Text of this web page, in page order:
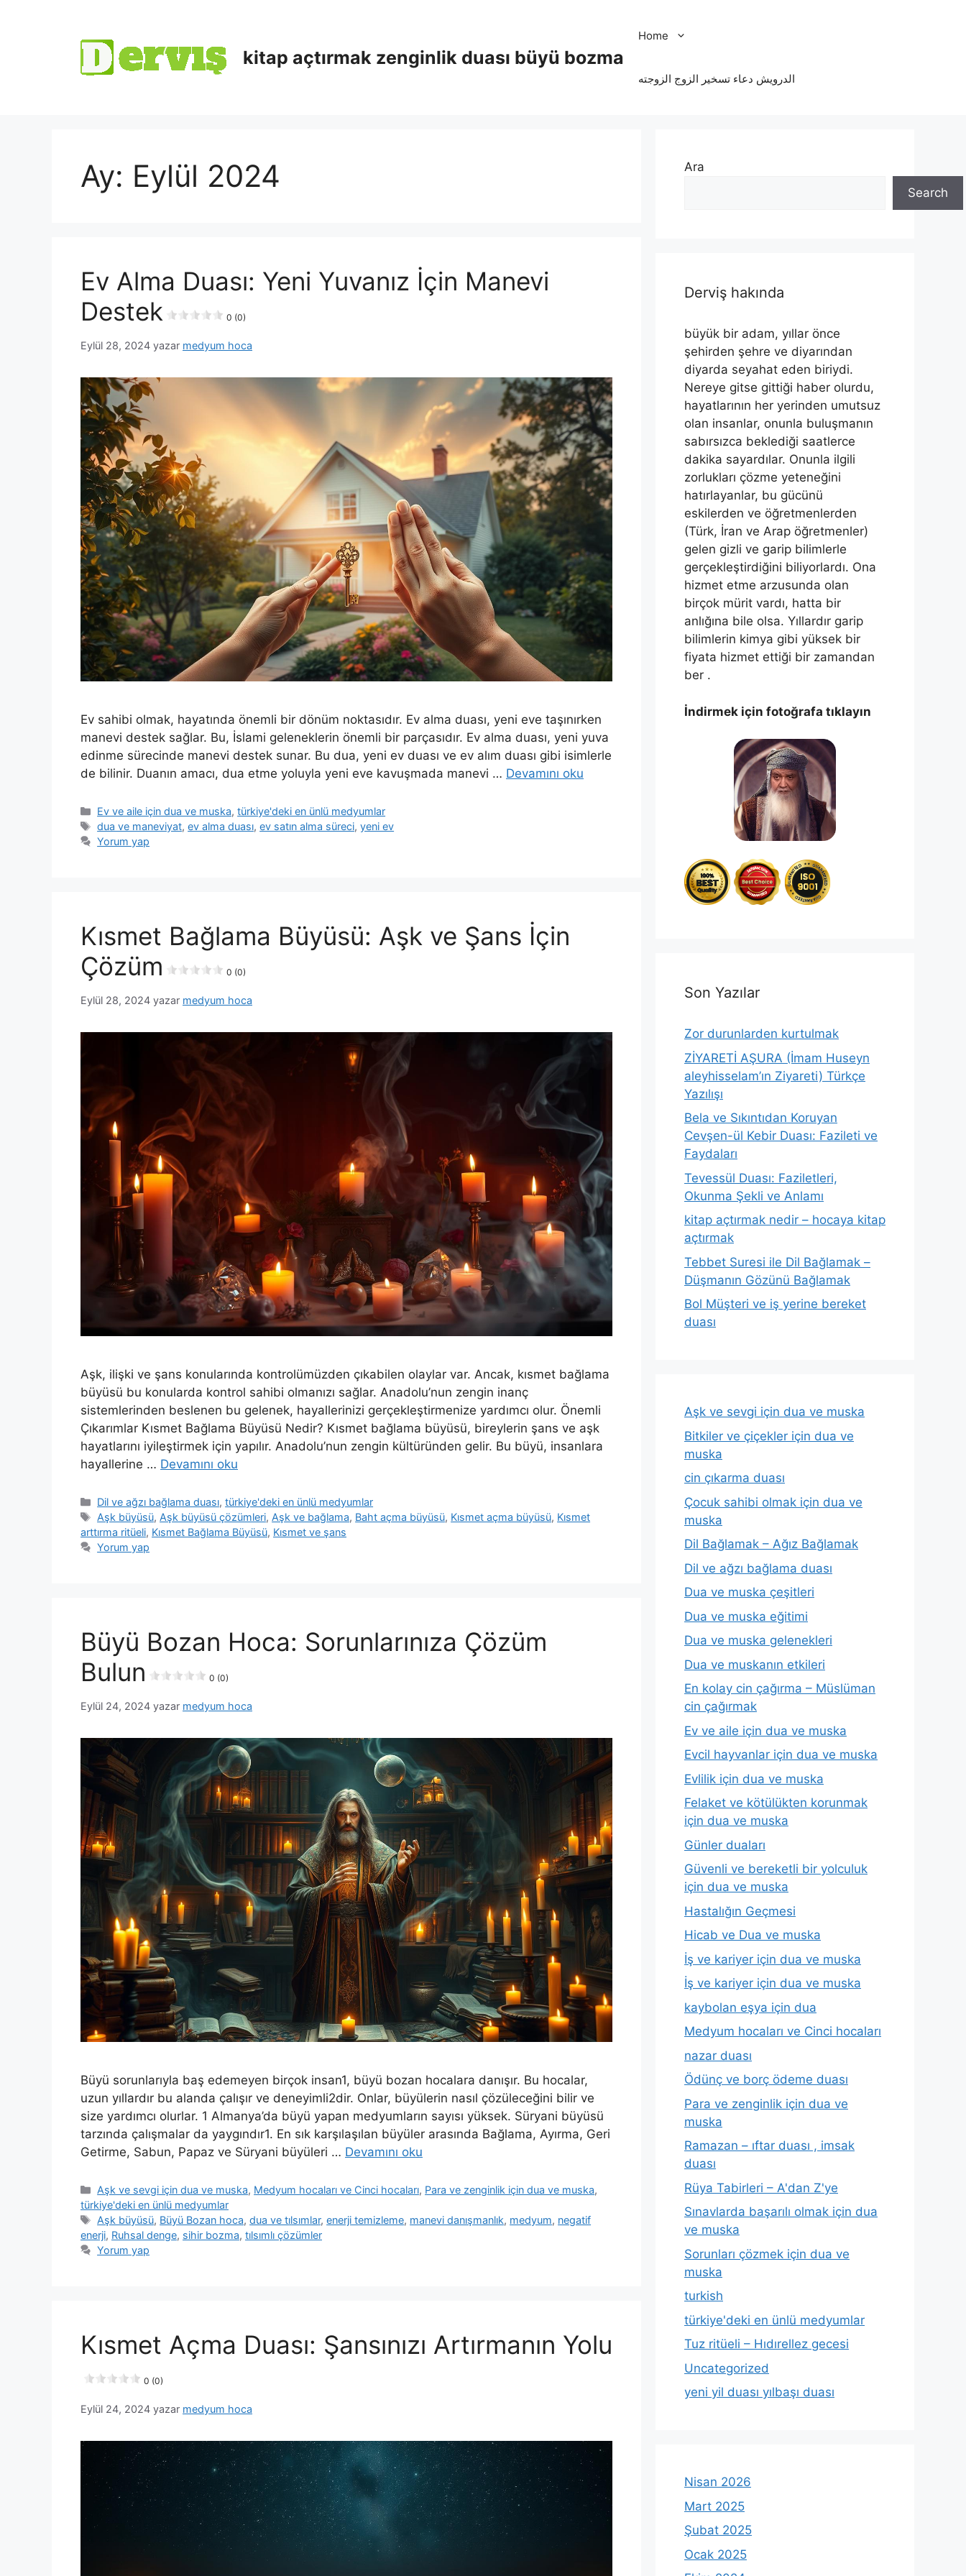
kitap açtırmak zenginlik duası büyü bozma
Home
الدرویش دعاء تسخير الزوج الزوجته
Ay: Eylül 2024
Ev Alma Duası: Yeni Yuvanız İçin Manevi
Destek
0 (0)
Eylül 28, 2024 yazar medyum hoca
Ev sahibi olmak, hayatında önemli bir dönüm noktasıdır. Ev alma duası, yeni eve taşınırken
manevi destek sağlar. Bu, İslami geleneklerin önemli bir parçasıdır. Ev alma duası, yeni yuva
edinme sürecinde manevi destek sunar. Bu dua, yeni ev duası ve ev alım duası gibi isimlerle
de bilinir. Duanın amacı, dua etme yoluyla yeni eve kavuşmada manevi … Devamını oku
Ev ve aile için dua ve muska,türkiye'deki en ünlü medyumlar
dua ve maneviyat,ev alma duası,ev satın alma süreci,yeni ev
Yorum yap
Kısmet Bağlama Büyüsü: Aşk ve Şans İçin
Çözüm
0 (0)
Eylül 28, 2024 yazar medyum hoca
Aşk, ilişki ve şans konularında kontrolümüzden çıkabilen olaylar var. Ancak, kısmet bağlama
büyüsü bu konularda kontrol sahibi olmanızı sağlar. Anadolu’nun zengin inanç
sistemlerinden beslenen bu gelenek, hayallerinizi gerçekleştirmenize yardımcı olur. Önemli
Çıkarımlar Kısmet Bağlama Büyüsü Nedir? Kısmet bağlama büyüsü, bireylerin şans ve aşk
hayatlarını iyileştirmek için yapılır. Anadolu’nun zengin kültüründen gelir. Bu büyü, insanlara
hayallerine … Devamını oku
Dil ve ağzı bağlama duası,türkiye'deki en ünlü medyumlar
Aşk büyüsü, Aşk büyüsü çözümleri, Aşk ve bağlama, Baht açma büyüsü, Kısmet açma büyüsü, Kısmet
arttırma ritüeli, Kısmet Bağlama Büyüsü, Kısmet ve şans
Yorum yap
Büyü Bozan Hoca: Sorunlarınıza Çözüm
Bulun
0 (0)
Eylül 24, 2024 yazar medyum hoca
Büyü sorunlarıyla baş edemeyen birçok insan1, büyü bozan hocalara danışır. Bu hocalar,
uzun yıllardır bu alanda çalışır ve deneyimli2dir. Onlar, büyülerin nasıl çözüleceğini bilir ve
size yardımcı olurlar. 1 Almanya’da büyü yapan medyumların sayısı yüksek. Süryani büyüsü
tarzında çalışmalar da yaygındır1. En sık karşılaşılan büyüler arasında Bağlama, Ayırma, Geri
Getirme, Sabun, Papaz ve Süryani büyüleri … Devamını oku
Aşk ve sevgi için dua ve muska, Medyum hocaları ve Cinci hocaları, Para ve zenginlik için dua ve muska,
türkiye'deki en ünlü medyumlar
Aşk büyüsü, Büyü Bozan hoca,dua ve tılsımlar,enerji temizleme, manevi danışmanlık, medyum, negatif
enerji, Ruhsal denge, sihir bozma, tılsımlı çözümler
Yorum yap
Kısmet Açma Duası: Şansınızı Artırmanın Yolu
0 (0)
Eylül 24, 2024 yazar medyum hoca
Ara
Search
Derviş hakında
büyük bir adam, yıllar önce
şehirden şehre ve diyarından
diyarda seyahat eden biriydi.
Nereye gitse gittiği haber olurdu,
hayatlarının her yerinden umutsuz
olan insanlar, onunla buluşmanın
sabırsızca beklediği saatlerce
dakika sayardılar. Onunla ilgili
zorlukları çözme yeteneğini
hatırlayanlar, bu gücünü
eskilerden ve öğretmenlerden
(Türk, İran ve Arap öğretmenler)
gelen gizli ve garip bilimlerle
gerçekleştirdiğini biliyorlardı. Ona
hizmet etme arzusunda olan
birçok mürit vardı, hatta bir
anlığına bile olsa. Yıllardır garip
bilimlerin kimya gibi yüksek bir
fiyata hizmet ettiği bir zamandan
ber .
İndirmek için fotoğrafa tıklayın
Son Yazılar
Zor durunlarden kurtulmak
ZİYARETİ AŞURA (İmam Huseyn
aleyhisselam’ın Ziyareti) Türkçe
Yazılışı
Bela ve Sıkıntıdan Koruyan
Cevşen-ül Kebir Duası: Fazileti ve
Faydaları
Tevessül Duası: Faziletleri,
Okunma Şekli ve Anlamı
kitap açtırmak nedir – hocaya kitap
açtırmak
Tebbet Suresi ile Dil Bağlamak –
Düşmanın Gözünü Bağlamak
Bol Müşteri ve iş yerine bereket
duası
Aşk ve sevgi için dua ve muska
Bitkiler ve çiçekler için dua ve
muska
cin çıkarma duası
Çocuk sahibi olmak için dua ve
muska
Dil Bağlamak – Ağız Bağlamak
Dil ve ağzı bağlama duası
Dua ve muska çeşitleri
Dua ve muska eğitimi
Dua ve muska gelenekleri
Dua ve muskanın etkileri
En kolay cin çağırma – Müslüman
cin çağırmak
Ev ve aile için dua ve muska
Evcil hayvanlar için dua ve muska
Evlilik için dua ve muska
Felaket ve kötülükten korunmak
için dua ve muska
Günler duaları
Güvenli ve bereketli bir yolculuk
için dua ve muska
Hastalığın Geçmesi
Hicab ve Dua ve muska
İş ve kariyer için dua ve muska
İş ve kariyer için dua ve muska
kaybolan eşya için dua
Medyum hocaları ve Cinci hocaları
nazar duası
Ödünç ve borç ödeme duası
Para ve zenginlik için dua ve
muska
Ramazan – ıftar duası , imsak
duası
Rüya Tabirleri – A'dan Z'ye
Sınavlarda başarılı olmak için dua
ve muska
Sorunları çözmek için dua ve
muska
turkish
türkiye'deki en ünlü medyumlar
Tuz ritüeli – Hıdırellez gecesi
Uncategorized
yeni yil duası yılbaşı duası
Nisan 2026
Mart 2025
Şubat 2025
Ocak 2025